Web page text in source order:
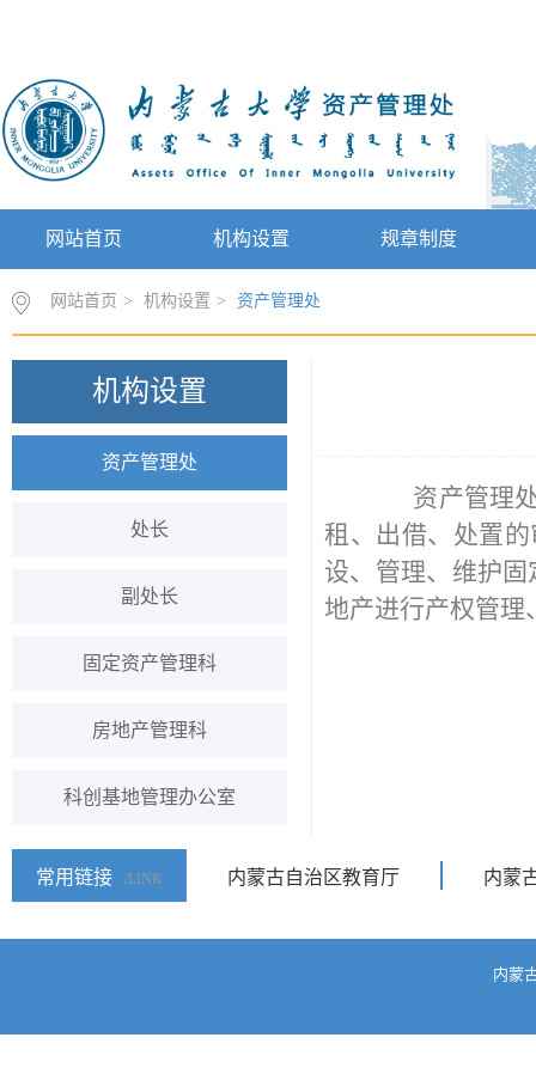
网站首页 机构设置 规章制度
网站首页 > 机构设置 > 资产管理处
机构设置
资产管理处
处长
副处长
固定资产管理科
房地产管理科
科创基地管理办公室
资产管理
租、出借、处置
设、管理、维护
地产进行产权管理
常用链接 /LINK 内蒙古自治区教育厅 内蒙
内蒙